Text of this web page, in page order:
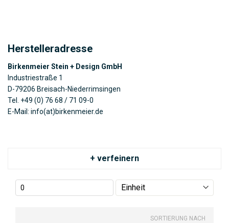
Herstelleradresse
Birkenmeier Stein + Design GmbH
Industriestraße 1
D-79206 Breisach-Niederrimsingen
Tel. +49 (0) 76 68 / 71 09-0
E-Mail: info(at)birkenmeier.de
+ verfeinern
SORTIERUNG NACH